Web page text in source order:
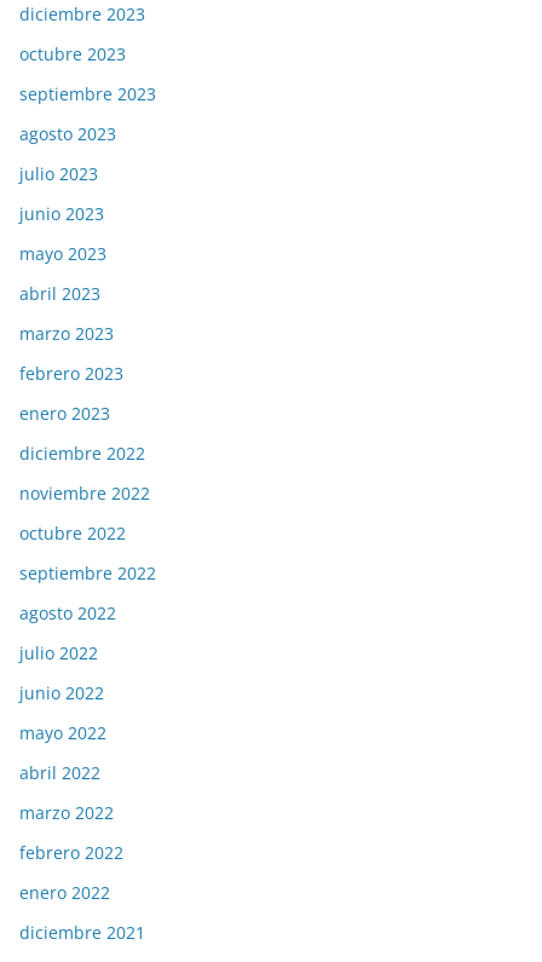
diciembre 2023
octubre 2023
septiembre 2023
agosto 2023
julio 2023
junio 2023
mayo 2023
abril 2023
marzo 2023
febrero 2023
enero 2023
diciembre 2022
noviembre 2022
octubre 2022
septiembre 2022
agosto 2022
julio 2022
junio 2022
mayo 2022
abril 2022
marzo 2022
febrero 2022
enero 2022
diciembre 2021